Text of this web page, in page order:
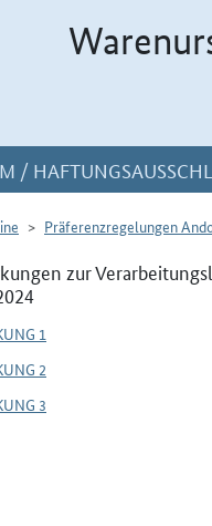
/
Präferenzregelungen
zur
1
2
3